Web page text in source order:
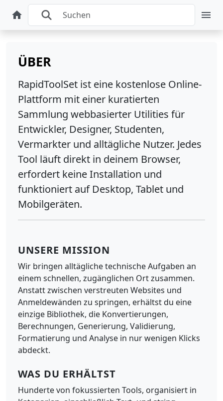
ÜBER
RapidToolSet ist eine kostenlose Online-
Plattform mit einer kuratierten
Sammlung webbasierter Utilities für
Entwickler, Designer, Studenten,
Vermarkter und alltägliche Nutzer. Jedes
Tool läuft direkt in deinem Browser,
erfordert keine Installation und
funktioniert auf Desktop, Tablet und
Mobilgeräten.
UNSERE MISSION
Wir bringen alltägliche technische Aufgaben an
einem schnellen, zugänglichen Ort zusammen.
Anstatt zwischen verstreuten Websites und
Anmeldewänden zu springen, erhältst du eine
einzige Bibliothek, die Konvertierungen,
Berechnungen, Generierung, Validierung,
Formatierung und Analyse in nur wenigen Klicks
abdeckt.
WAS DU ERHÄLTST
Hunderte von fokussierten Tools, organisiert in